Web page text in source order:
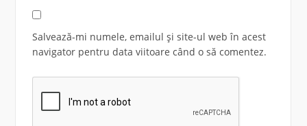
Salvează-mi numele, emailul și site-ul web în acest
navigator pentru data viitoare când o să comentez.